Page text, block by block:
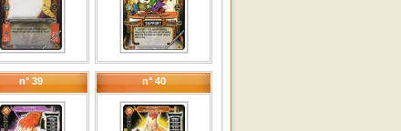
n° 39 n° 40